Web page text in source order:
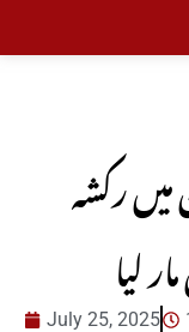
رکشہ
لیا
July 25, 2025